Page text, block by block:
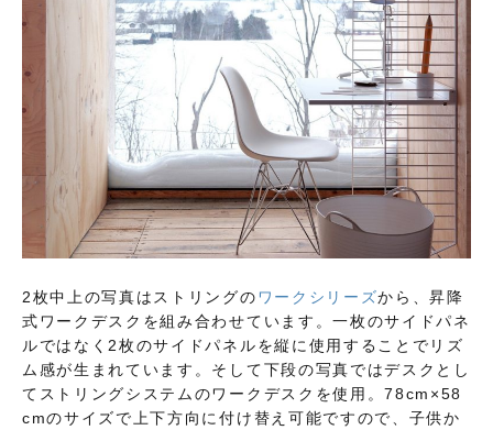
2枚中上の写真はストリングの ワークシリーズから、昇降
式ワークデスクを組み合わせています。一枚のサイドパネ
ルではなく2枚のサイドパネルを縦に使用することでリズ
ム感が生まれています。そして下段の写真ではデスクとし
てストリングシステムのワークデスクを使用。78cm×58
cmのサイズで上下方向に付け替え可能ですので、子供か